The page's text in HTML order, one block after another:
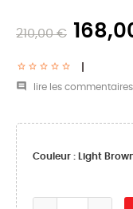
210,00 €
 lire les
Couleur : Light